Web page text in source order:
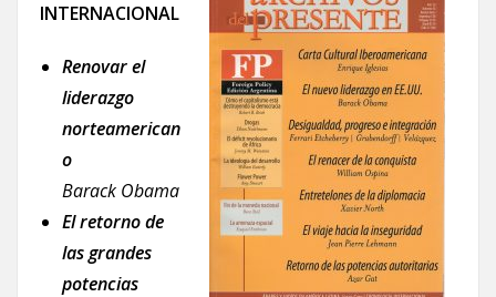
INTERNACIONAL
Renovar el
liderazgo
norteamerican
o
Barack Obama
El retorno de
las grandes
potencias